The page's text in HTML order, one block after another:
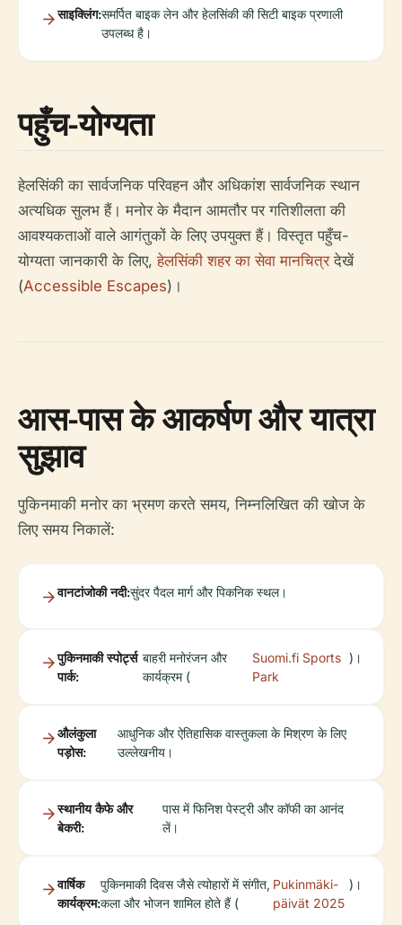
साइक्लिंग:समर्पित बाइक लेन और हेलसिंकी की सिटी बाइक प्रणाली
उपलब्ध है।
पहुँच-योग्यता
हेलसिंकी का सार्वजनिक परिवहन और अधिकांश सार्वजनिक स्थान
अत्यधिक सुलभ हैं। मनोर के मैदान आमतौर पर गतिशीलता की
आवश्यकताओं वाले आगंतुकों के लिए उपयुक्त हैं। विस्तृत पहुँच-
योग्यता जानकारी के लिए,हेलसिंकी शहर का सेवा मानचित्रदेखें
(Accessible Escapes)।
आस-पास के आकर्षण और यात्रा
सुझाव
पुकिनमाकी मनोर का भ्रमण करते समय, निम्नलिखित की खोज के
लिए समय निकालें:
वानटांजोकी नदी:सुंदर पैदल मार्ग और पिकनिक स्थल।
पुकिनमाकी स्पोर्ट्स
पार्क:
बाहरी मनोरंजन और
कार्यक्रम (
Suomi.fi Sports
Park
)।
औलंकुला
पड़ोस:
आधुनिक और ऐतिहासिक वास्तुकला के मिश्रण के लिए
उल्लेखनीय।
स्थानीय कैफे और
बेकरी:
पास में फिनिश पेस्ट्री और कॉफी का आनंद
लें।
वार्षिक
कार्यक्रम:
पुकिनमाकी दिवस जैसे त्योहारों में संगीत,
कला और भोजन शामिल होते हैं (
Pukinmäki-
päivät 2025
)।